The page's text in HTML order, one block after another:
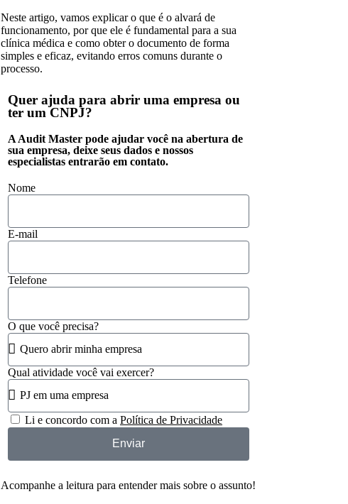
Neste artigo, vamos explicar o que é o alvará de
funcionamento, por que ele é fundamental para a sua
clínica médica e como obter o documento de forma
simples e eficaz, evitando erros comuns durante o
processo.
Quer ajuda para abrir uma empresa ou
ter um CNPJ?
A Audit Master pode ajudar você na abertura de
sua empresa, deixe seus dados e nossos
especialistas entrarão em contato.
Nome
E-mail
Telefone
O que você precisa?
Qual atividade você vai exercer?
Li e concordo com a Política de Privacidade
Enviar
Acompanhe a leitura para entender mais sobre o assunto!